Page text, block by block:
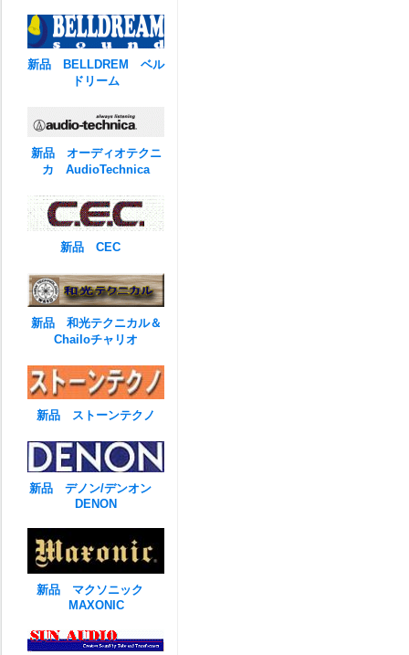
新品 BELLDREM ベル
ドリーム
新品 オーディオテクニ
カ AudioTechnica
新品 CEC
新品 和光テクニカル＆
Chailoチャリオ
新品 ストーンテクノ
新品 デノン/デンオン
DENON
新品 マクソニック
MAXONIC